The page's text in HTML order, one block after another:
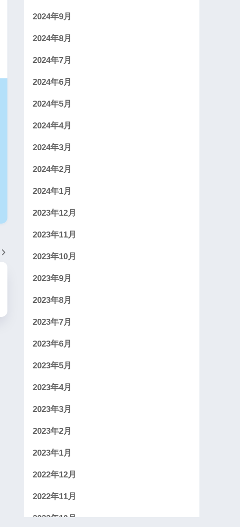
2024年9月
2024年8月
2024年7月
2024年6月
2024年5月
2024年4月
2024年3月
2024年2月
2024年1月
2023年12月
2023年11月
2023年10月
2023年9月
2023年8月
2023年7月
2023年6月
2023年5月
2023年4月
2023年3月
2023年2月
2023年1月
2022年12月
2022年11月
2022年10月